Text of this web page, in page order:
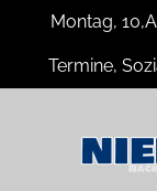
content
Montag,
Termine,